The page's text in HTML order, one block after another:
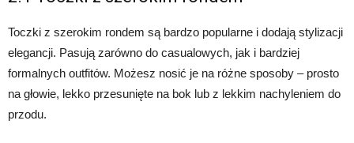
Toczki z szerokim rondem są bardzo popularne i dodają stylizacji
elegancji. Pasują zarówno do casualowych, jak i bardziej
formalnych outfitów. Możesz nosić je na różne sposoby – prosto
na głowie, lekko przesunięte na bok lub z lekkim nachyleniem do
przodu.